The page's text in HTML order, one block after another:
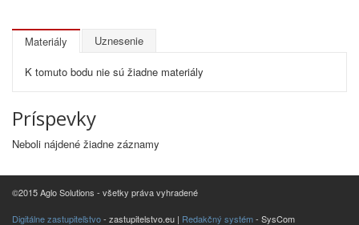
Materiály Uznesenie
K tomuto bodu nie sú žiadne materiály
Príspevky
Neboli nájdené žiadne záznamy
©2015 Aglo Solutions - všetky práva vyhradené
Digitálne zastupiteľstvo- zastupitelstvo.eu | Redakčný systém- SysCom